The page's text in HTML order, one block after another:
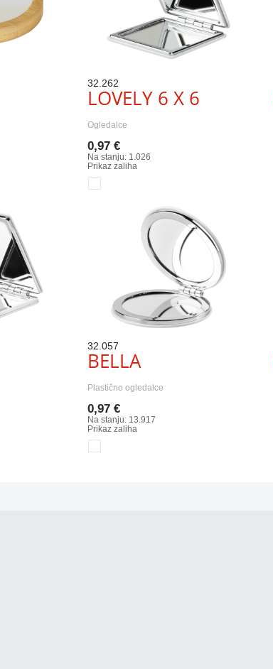
32.262
LOVELY 6 X 6
Ogledalce
0,97 €
Na stanju: 1.026
Prikaz zaliha
32.057
BELLA
Plastično ogledalce
0,97 €
Na stanju: 13.917
Prikaz zaliha